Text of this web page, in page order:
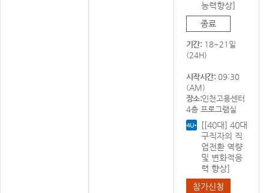
능력향상]
종료
기간: 18~21일
(24H)
시작시간: 09:30
(AM)
장소:인천고용센터
4층 프로그램실
[[40대] 40대
구직자의 직
업전환 역량
및 변화적응
력 향상]
참가신청